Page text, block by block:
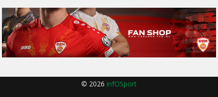
© 2026 infOSport